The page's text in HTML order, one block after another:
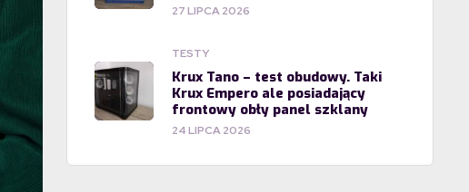
27 LIPCA 2026
TESTY
Krux Tano – test obudowy. Taki
Krux Empero ale posiadający
frontowy obły panel szklany
24 LIPCA 2026